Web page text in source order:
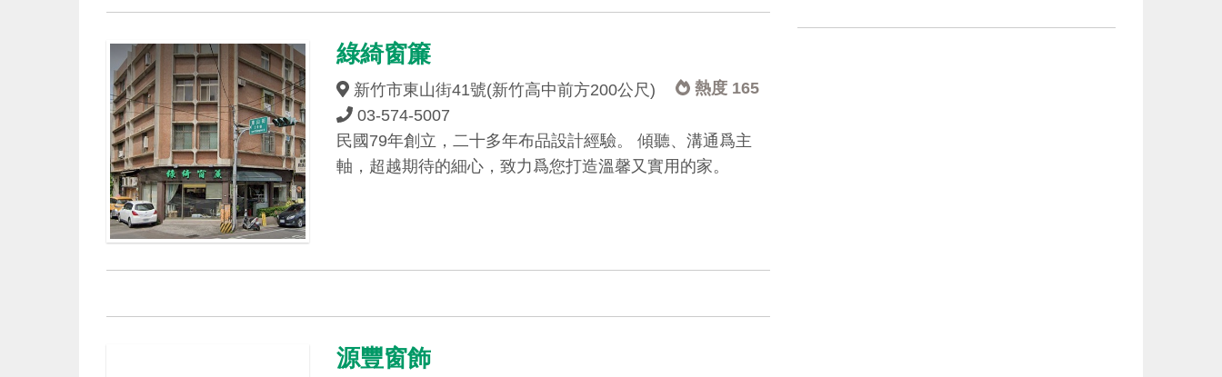
綠綺窗簾
熱度 165
新竹市東山街41號(新竹高中前方200公尺)
03-574-5007
民國79年創立，二十多年布品設計經驗。 傾聽、溝通爲主
軸，超越期待的細心，致力爲您打造溫馨又實用的家。
源豐窗飾